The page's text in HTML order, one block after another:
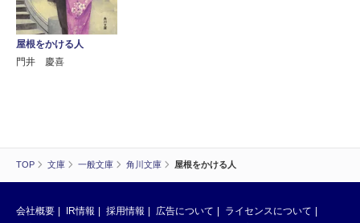
TOP 文庫 一般文庫 角川文庫 屋根をかける人
屋根をかける人
門井 慶喜
会社概要 IR情報 採用情報 広告について
ライセンスについて